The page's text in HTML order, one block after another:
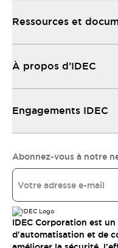
Ressources et
À propos d’IDEC
Engagements IDEC
Abonnez-vous à notre
IDEC Corporation est
d'automatisation et de